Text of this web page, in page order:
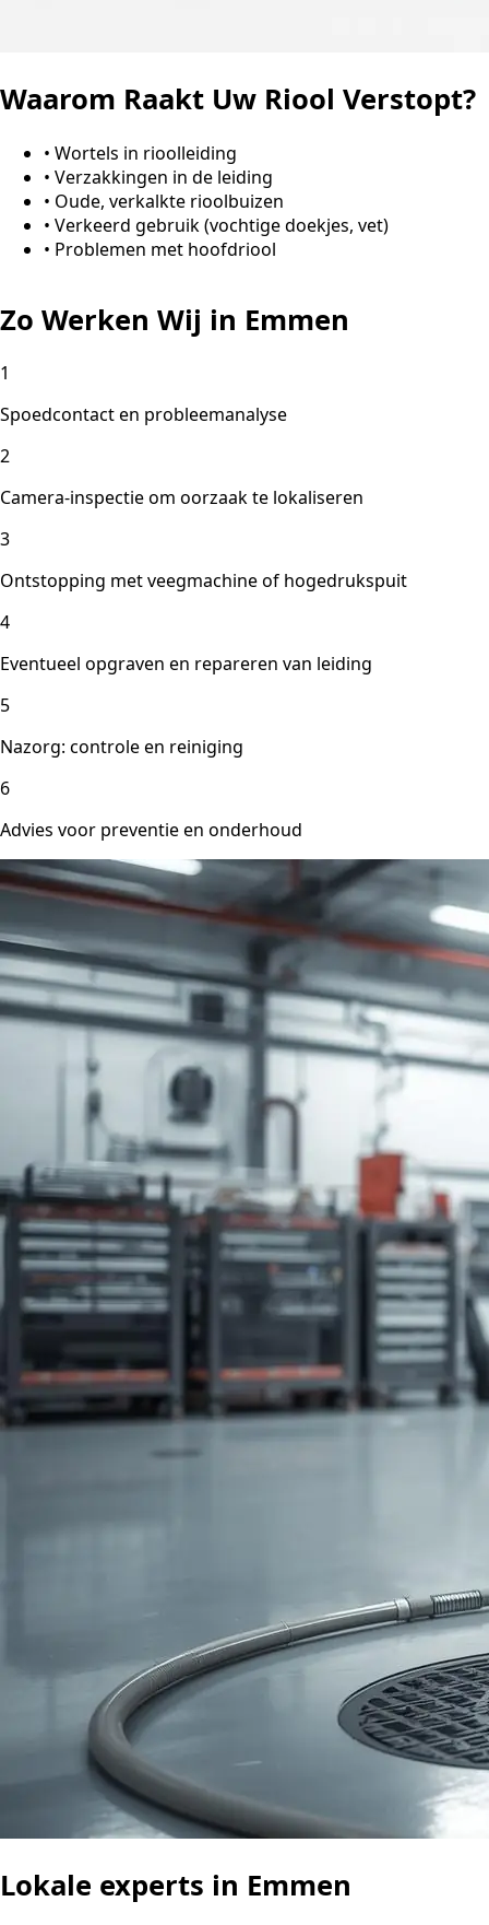
Waarom Raakt Uw Riool Verstopt?
• Wortels in rioolleiding
• Verzakkingen in de leiding
• Oude, verkalkte rioolbuizen
• Verkeerd gebruik (vochtige doekjes, vet)
• Problemen met hoofdriool
Zo Werken Wij in Emmen
1
Spoedcontact en probleemanalyse
2
Camera-inspectie om oorzaak te lokaliseren
3
Ontstopping met veegmachine of hogedrukspuit
4
Eventueel opgraven en repareren van leiding
5
Nazorg: controle en reiniging
6
Advies voor preventie en onderhoud
Lokale experts in Emmen